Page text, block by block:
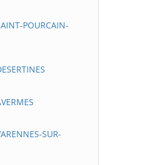
POURCAIN-
SUR-